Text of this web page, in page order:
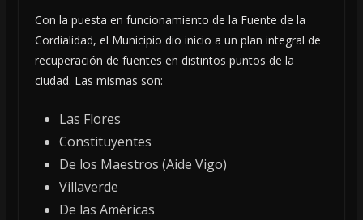
Con la puesta en funcionamiento de la Fuente de la
Cordialidad, el Municipio dio inicio a un plan integral de
recuperación de fuentes en distintos puntos de la
ciudad. Las mismas son:
Las Flores
Constituyentes
De los Maestros (Aide Vigo)
Villaverde
De las Américas